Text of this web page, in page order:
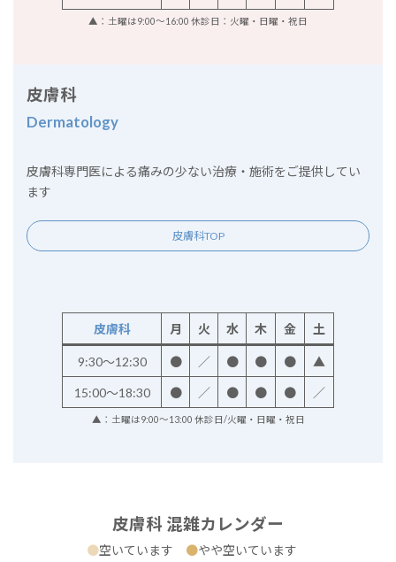
▲：土曜は9:00～16:00 休診日：火曜・日曜・祝日
皮膚科
Dermatology
皮膚科専門医による痛みの少ない治療・施術をご提供してい
ます
皮膚科TOP
皮膚科 月 火 水 木 金 土
9:30～12:30 ● ／ ● ● ● ▲
15:00～18:30 ● ／ ● ● ● ／
▲：土曜は9:00～13:00 休診日/火曜・日曜・祝日
皮膚科 混雑カレンダー
●空いています ●やや空いています